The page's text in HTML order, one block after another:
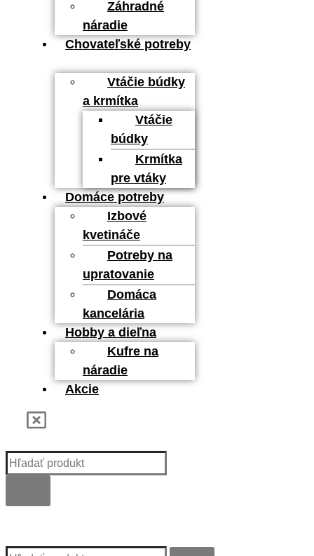
Záhradné
náradie
Chovateľské potreby
Vtáčie búdky
a krmítka
Vtáčie
búdky
Krmítka
pre vtáky
Domáce potreby
Izbové
kvetináče
Potreby na
upratovanie
Domáca
kancelária
Hobby a dieľna
Kufre na
náradie
Akcie